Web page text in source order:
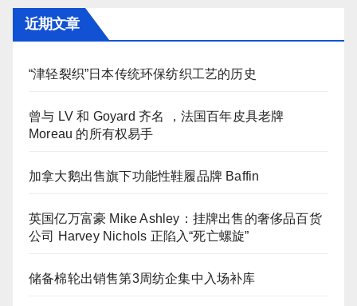
近期文章
“津轻裂织”日本传统环保纺织工艺的历史
曾与 LV 和 Goyard 齐名 ，法国百年皮具老牌
Moreau 的所有权易手
加拿大鹅出售旗下功能性鞋履品牌 Baffin
英国亿万富豪 Mike Ashley：挂牌出售的奢侈品百货
公司 Harvey Nichols 正陷入“死亡螺旋”
储备棉轮出销售第3周纺企集中入场补库